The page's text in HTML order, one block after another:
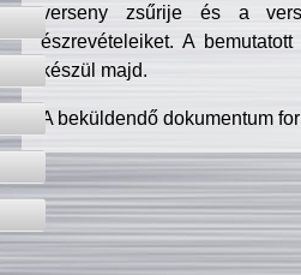
verseny zsűrije és a
észrevételeiket. A
készül majd.
A beküldendő dokumentum